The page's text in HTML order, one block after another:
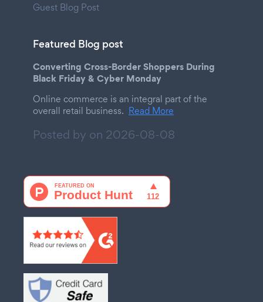
Guest Blog Post
Featured Blog post
Converting Cross-Border Shoppers During
Black Friday & Cyber Monday
Online commerce is an integral part of the
overall retail business. Read More
Posted by on 2026-08-08